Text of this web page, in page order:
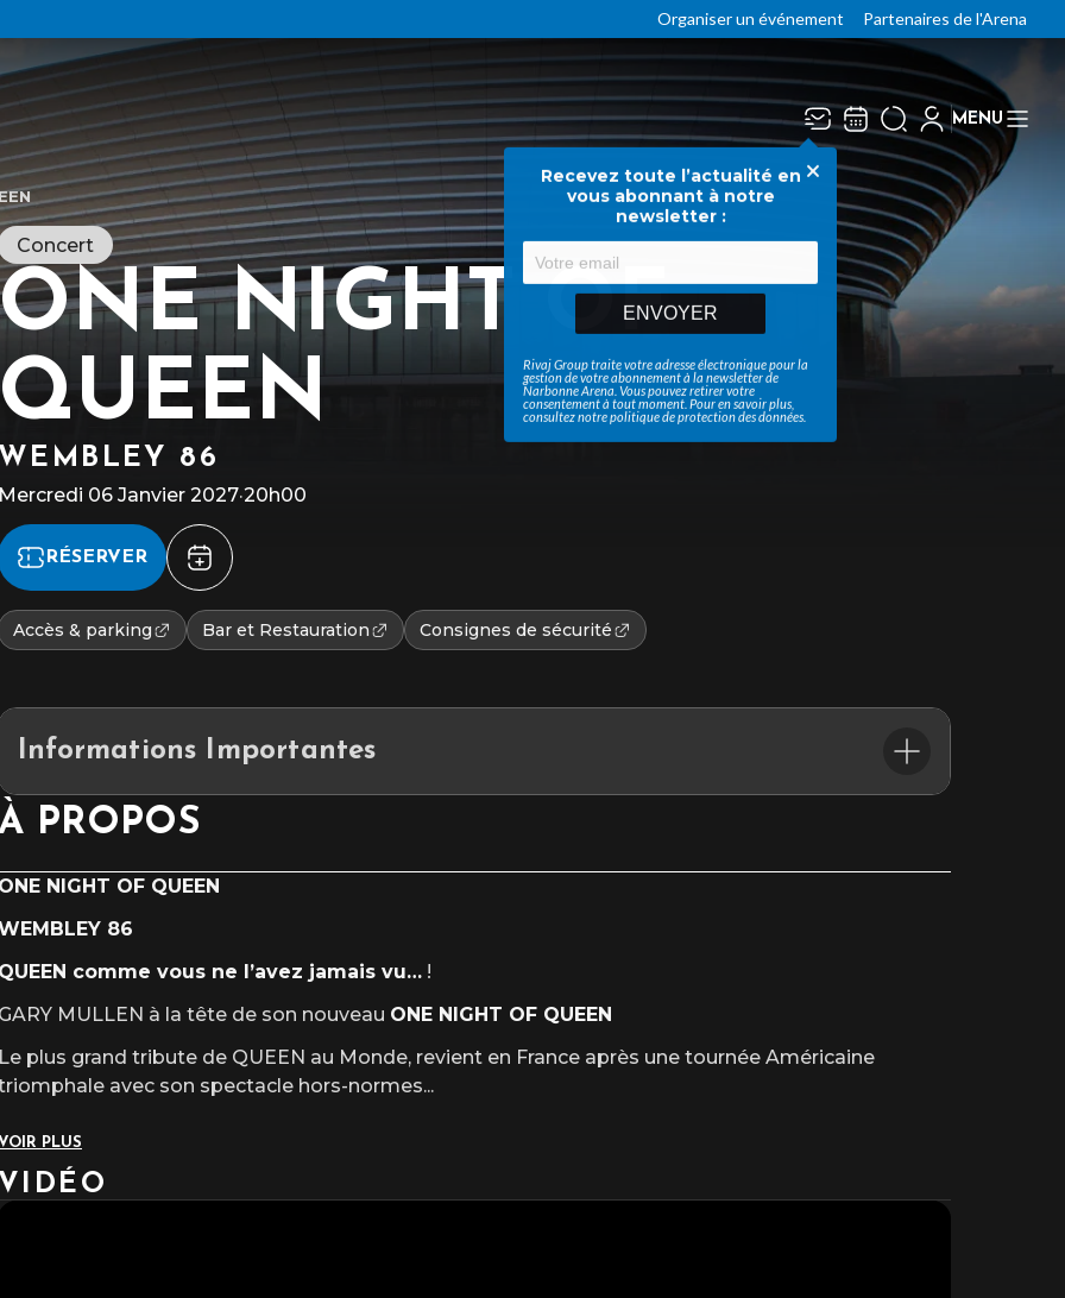
Organiser un événement Partenaires de l'Arena
Fermer
Recevez toute l’actualité en
vous abonnant à notre
newsletter :
ENVOYER
Rivaj Group traite votre adresse électronique pour la
gestion de votre abonnement à la newsletter de
Narbonne Arena . Vous pouvez retirer votre
consentement à tout moment. Pour en savoir plus,
consultez notrepolitique de protection des données
MENU
Concert
NIGHT OF
QUEEN
WEMBLEY 86
Mercredi 06 Janvier 2027·20h00
RÉSERVER
Accès & parking Bar et Restauration Consignes de sécurité
Informations Importantes
Placement assis numéroté
L’accès au site et/ou aux places numérotées n’est pas garanti après l’heure du début du spectacle.
PROPOS
ONE NIGHT OF QUEEN
86
QUEEN comme vous ne l’avez jamais vu… !
GARY MULLEN à la tête de son nouveau ONE NIGHT OF QUEEN
Le plus grand tribute de QUEEN au Monde, revient en France après une tournée Américaine
avec son spectacle hors-normes...
VOIR PLUS
VIDÉO